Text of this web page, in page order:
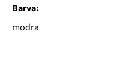
Barva:
modra